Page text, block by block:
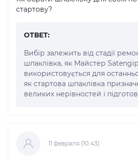
стартову?
ОТВЕТ:
Вибір залежить від стадії
шпаклівка, як Майстер
використовується для
як стартова шпаклівка
великих нерівностей і
11 февраля (10:43)